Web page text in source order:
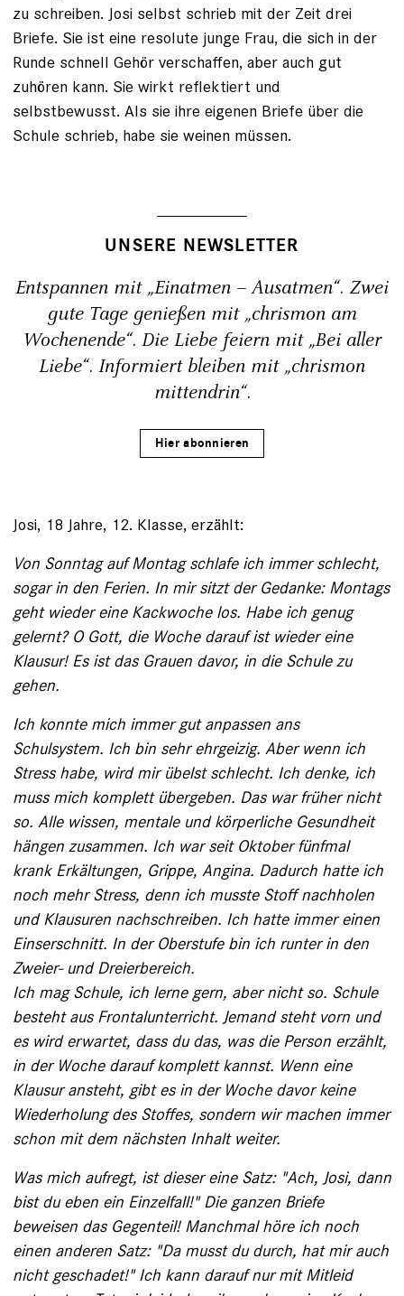
zu schreiben. Josi selbst schrieb mit der Zeit drei
Briefe. Sie ist eine resolute junge Frau, die sich in der
Runde schnell Gehör verschaffen, aber auch gut
zuhören kann. Sie wirkt reflektiert und
selbstbewusst. Als sie ihre eigenen Briefe über die
Schule schrieb, habe sie weinen müssen.
UNSERE NEWSLETTER
Entspannen mit „Einatmen – Ausatmen“. Zwei
gute Tage genießen mit „chrismon am
Wochenende“. Die Liebe feiern mit „Bei aller
Liebe“. Informiert bleiben mit „chrismon
mittendrin“.
Hier abonnieren
Josi, 18 Jahre, 12. Klasse, erzählt:
Von Sonntag auf Montag schlafe ich immer schlecht,
sogar in den Ferien. In mir sitzt der Gedanke: Montags
geht wieder eine Kack­woche los. Habe ich genug
gelernt? O Gott, die Woche darauf ist wieder eine
Klausur! Es ist das Grauen davor, in die Schule zu
gehen.
Ich konnte mich immer gut anpassen ans
Schulsystem. Ich bin sehr ehrgeizig. Aber wenn ich
Stress habe, wird mir übelst schlecht. Ich denke, ich
muss mich komplett übergeben. Das war früher nicht
so. Alle wissen, mentale und körperliche Gesundheit
hängen zusammen. Ich war seit ­Oktober fünfmal
krank Erkältungen, Grippe, Angina. Dadurch hatte ich
noch mehr Stress, denn ich musste Stoff nachholen
und Klausuren nachschreiben. Ich hatte immer einen
Einserschnitt. In der Oberstufe bin ich runter in den
Zweier- und Dreierbereich.
Ich mag Schule, ich lerne gern, aber nicht so. Schule
besteht aus Frontalunterricht. Jemand steht vorn und
es wird erwartet, dass du das, was die Person erzählt,
in der Woche darauf komplett kannst. Wenn ­eine
Klausur ansteht, gibt es in der Woche davor keine
Wiederholung des Stoffes, sondern wir machen immer
schon mit dem nächsten Inhalt weiter.
Was mich aufregt, ist dieser eine Satz: "Ach, Josi, dann
bist du eben ein Einzelfall!" Die ganzen Briefe
beweisen das Gegenteil! Manchmal höre ich noch
einen anderen Satz: "Da musst du durch, hat mir auch
nicht ­geschadet!" Ich kann darauf nur mit Mitleid